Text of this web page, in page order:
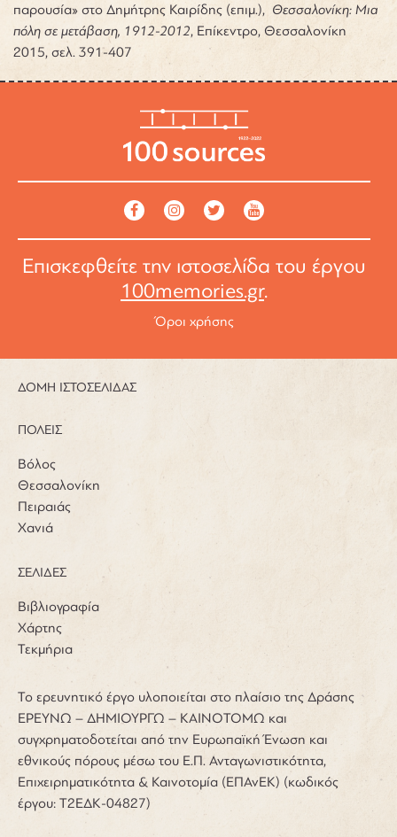
παρουσία» στο Δημήτρης Καιρίδης (επιμ.), Θεσσαλονίκη: Μια
πόλη σε μετάβαση, 1912-2012, Επίκεντρο, Θεσσαλονίκη
2015, σελ. 391-407
Επισκεφθείτε την ιστοσελίδα του έργου
100memories.gr.
Όροι χρήσης
ΔΟΜΗ ΙΣΤΟΣΕΛΙΔΑΣ
ΠΟΛΕΙΣ
Βόλος
Θεσσαλονίκη
Πειραιάς
Χανιά
ΣΕΛΙΔΕΣ
Βιβλιογραφία
Χάρτης
Τεκμήρια
Το ερευνητικό έργο υλοποιείται στο πλαίσιο της Δράσης
ΕΡΕΥΝΩ – ΔΗΜΙΟΥΡΓΩ – ΚΑΙΝΟΤΟΜΩ και
συγχρηματοδοτείται από την Ευρωπαϊκή Ένωση και
εθνικούς πόρους μέσω του Ε.Π. Ανταγωνιστικότητα,
Επιχειρηματικότητα & Καινοτομία (ΕΠΑνΕΚ) (κωδικός
έργου: Τ2ΕΔΚ-04827)